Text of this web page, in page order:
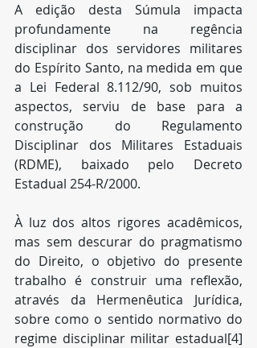
A edição desta Súmula impacta
profundamente na regência
disciplinar dos servidores militares
do Espírito Santo, na medida em que
a Lei Federal 8.112/90, sob muitos
aspectos, serviu de base para a
construção do Regulamento
Disciplinar dos Militares Estaduais
(RDME), baixado pelo Decreto
Estadual 254-R/2000.
À luz dos altos rigores acadêmicos,
mas sem descurar do pragmatismo
do Direito, o objetivo do presente
trabalho é construir uma reflexão,
através da Hermenêutica Jurídica,
sobre como o sentido normativo do
regime disciplinar militar estadual[4]